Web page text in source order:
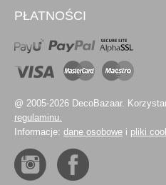
PŁATNOŚCI
@ 2005-2026 DecoBazaar.
regulaminu.
Informacje: dane osobowe i pliki